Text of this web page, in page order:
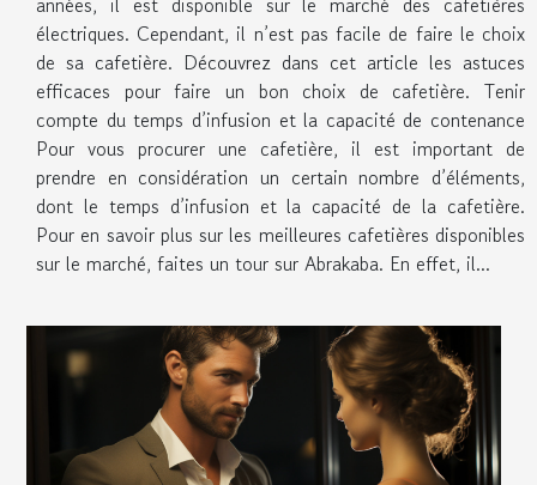
électriques. Cependant, il n’est pas facile de faire le choix
de sa cafetière. Découvrez dans cet article les astuces
efficaces pour faire un bon choix de cafetière. Tenir
compte du temps d’infusion et la capacité de contenance
Pour vous procurer une cafetière, il est important de
prendre en considération un certain nombre d’éléments,
dont le temps d’infusion et la capacité de la cafetière.
Pour en savoir plus sur les meilleures cafetières disponibles
sur le marché, faites un tour sur Abrakaba. En effet, il...